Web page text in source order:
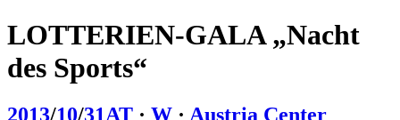
LOTTERIEN-GALA „Nacht
des Sports“
2013/10/31AT · W · Austria Center